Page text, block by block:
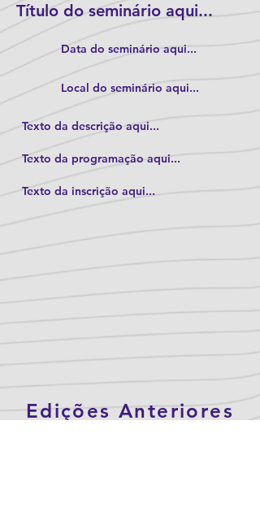
Título do seminário aqui...
Data do seminário aqui...
Local do seminário aqui...
Texto da descrição aqui...
Texto da programação aqui...
Texto da inscrição aqui...
Edições Anteriores